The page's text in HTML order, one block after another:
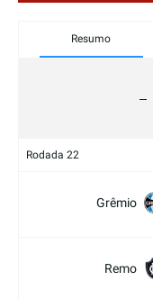
Resumo
Rodada 22
Grêmio
Remo